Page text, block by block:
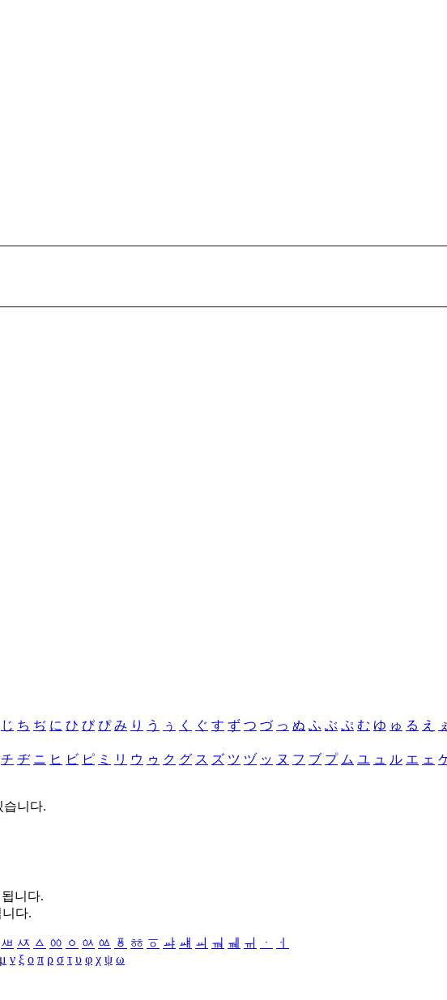
じ ち ぢ に ひ び ぴ み り う ぅ く ぐ す ず つ づ っ ぬ ふ ぶ ぷ む ゆ ゅ る え ぇ
チ ヂ ニ ヒ ビ ピ ミ リ ウ ゥ ク グ ス ズ ツ ヅ ッ ヌ フ ブ プ ム ユ ュ ル エ ェ
습니다.
니다.
다.
ㅽ ㅾ ㅿ ㆀ ㆁ ㆂ ㆃ ㆄ ㆅ ㆆ ㆇ ㆈ ㆉ ㆊ ㆋ ㆌ ㆍ
ㆎ
μ ν ξ ο π ρ σ τ υ φ χ ψ ω